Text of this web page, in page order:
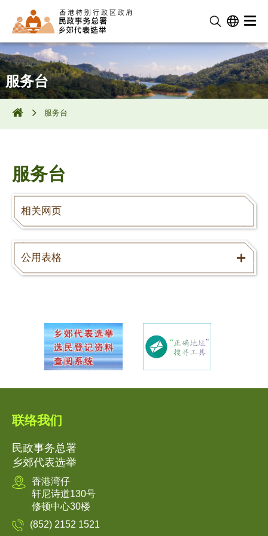
服务台
服务台
服务台
相关网页
公用表格
联络我们
民政事务总署
乡郊代表选举
香港湾仔
轩尼诗道130号
修顿中心30楼
(852) 2152 1521